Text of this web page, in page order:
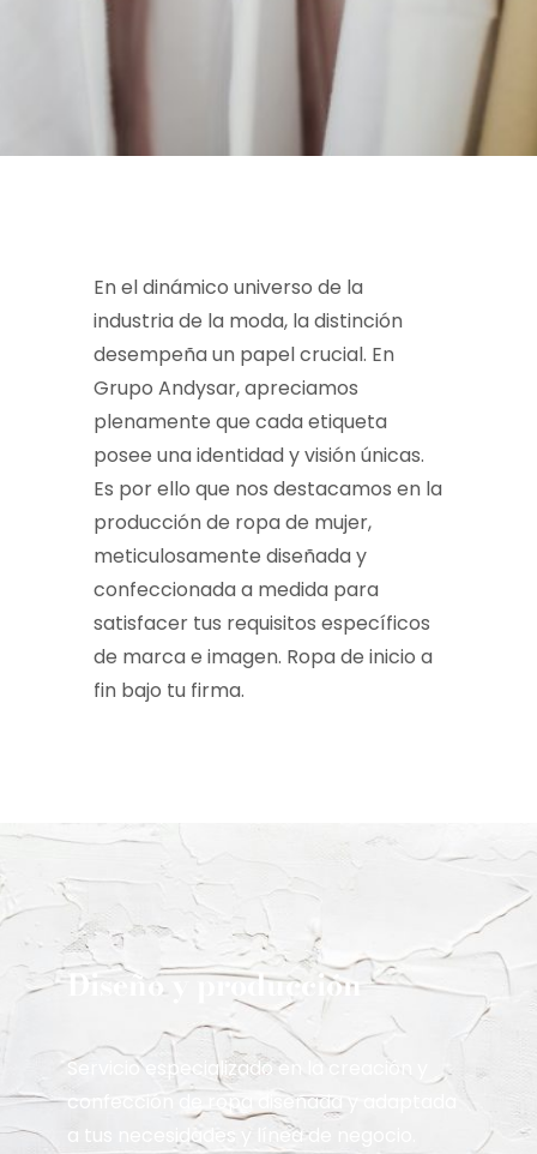
En el dinámico universo de la
industria de la moda, la distinción
desempeña un papel crucial. En
Grupo Andysar, apreciamos
plenamente que cada etiqueta
posee una identidad y visión únicas.
Es por ello que nos destacamos en la
producción de ropa de mujer,
meticulosamente diseñada y
confeccionada a medida para
satisfacer tus requisitos específicos
de marca e imagen. Ropa de inicio a
fin bajo tu firma.
Diseño y producción
Servicio especializado en la creación y
confección de ropa diseñada y adaptada
a tus necesidades y línea de negocio.